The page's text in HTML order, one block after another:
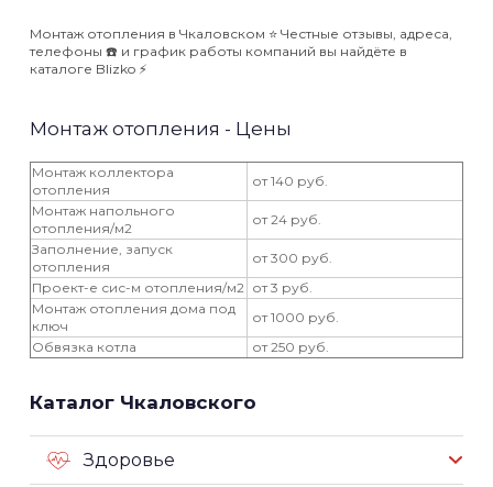
Монтаж отопления в Чкаловском ⭐️ Честные отзывы, адреса,
телефоны ☎️ и график работы компаний вы найдёте в
каталоге Blizko ⚡️
Монтаж отопления - Цены
Монтаж коллектора
отопления
от 140 руб.
Монтаж напольного
отопления/м2
от 24 руб.
Заполнение, запуск
отопления
от 300 руб.
Проект-е сис-м отопления/м2 от 3 руб.
Монтаж отопления дома под
ключ
от 1000 руб.
Обвязка котла
от 250 руб.
Каталог Чкаловского
Здоровье